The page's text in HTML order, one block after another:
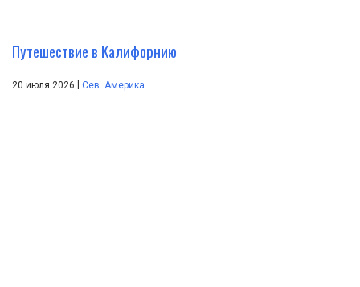
Путешествие в Калифорнию
20 июля 2026 | Сев. Америка